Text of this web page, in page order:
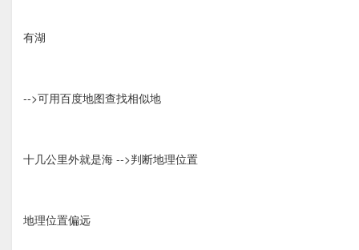
有湖
-->可用百度地图查找相似地
十几公里外就是海 -->判断地理位置
地理位置偏远